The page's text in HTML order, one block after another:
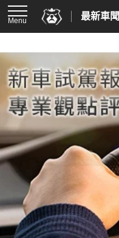
Menu 最新車聞